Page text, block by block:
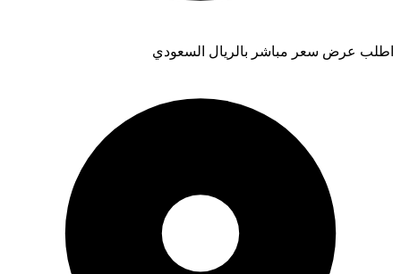
اطلب عرض سعر مباشر بالريال السعودي